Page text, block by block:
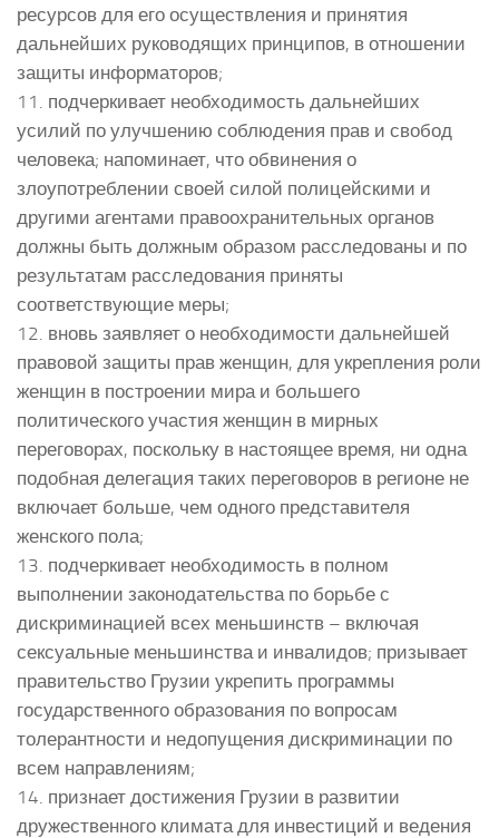
ресурсов для его осуществления и принятия
дальнейших руководящих принципов, в отношении
защиты информаторов;
11. подчеркивает необходимость дальнейших
усилий по улучшению соблюдения прав и свобод
человека; напоминает, что обвинения о
злоупотреблении своей силой полицейскими и
другими агентами правоохранительных органов
должны быть должным образом расследованы и по
результатам расследования приняты
соответствующие меры;
12. вновь заявляет о необходимости дальнейшей
правовой защиты прав женщин, для укрепления роли
женщин в построении мира и большего
политического участия женщин в мирных
переговорах, поскольку в настоящее время, ни одна
подобная делегация таких переговоров в регионе не
включает больше, чем одного представителя
женского пола;
13. подчеркивает необходимость в полном
выполнении законодательства по борьбе с
дискриминацией всех меньшинств – включая
сексуальные меньшинства и инвалидов; призывает
правительство Грузии укрепить программы
государственного образования по вопросам
толерантности и недопущения дискриминации по
всем направлениям;
14. признает достижения Грузии в развитии
дружественного климата для инвестиций и ведения